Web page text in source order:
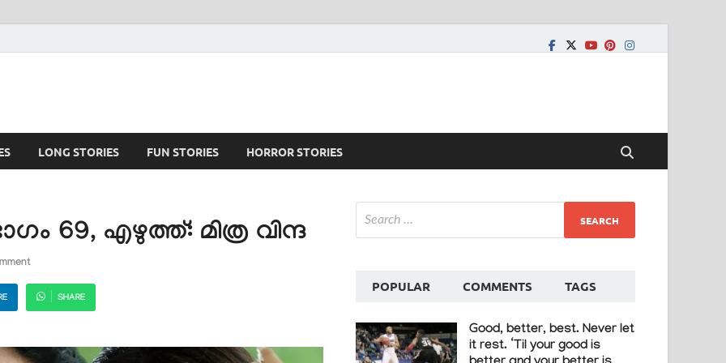
LONG STORIES FUN STORIES HORROR STORIES
69, എഴുത്ത്: മിത്ര വിന്ദ
SHARE
POPULAR COMMENTS TAGS
Good, better, best. Never let
it rest. ‘Til your good is